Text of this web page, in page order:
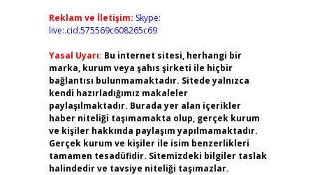
Reklam ve İletişim: Skype:
live:.cid.575569c608265c69
Yasal Uyarı: Bu internet sitesi, herhangi bir
marka, kurum veya şahıs şirketi ile hiçbir
bağlantısı bulunmamaktadır. Sitede yalnızca
kendi hazırladığımız makaleler
paylaşılmaktadır. Burada yer alan içerikler
haber niteliği taşımamakta olup, gerçek kurum
ve kişiler hakkında paylaşım yapılmamaktadır.
Gerçek kurum ve kişiler ile isim benzerlikleri
tamamen tesadüfidir. Sitemizdeki bilgiler taslak
halindedir ve tavsiye niteliği taşımazlar.